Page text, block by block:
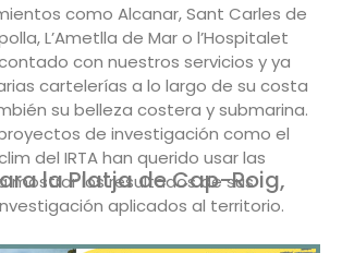
como Alcanar, Sant Carles de
L’Ametlla de Mar o l’Hospitalet
con nuestros servicios y ya
cartelerías a lo largo de su costa
su belleza costera y submarina.
de investigación como el
del IRTA han querido usar las
mostrar los resultados de sus
aplicados al territorio.
la Platja de Cap-Roig,